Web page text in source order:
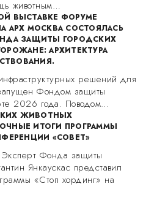
животным…
ВЫСТАВКЕ ФОРУМЕ
АРХ МОСКВА СОСТОЯЛАСЬ
ЗАЩИТЫ ГОРОДСКИХ
АРХИТЕКТУРА
решений для
Фондом защиты
2026 года. Поводом…
ЖИВОТНЫХ
ИТОГИ ПРОГРАММЫ
«СОВЕТ»
Фонда защиты
Янкаускас представил
«Стоп хординг» на